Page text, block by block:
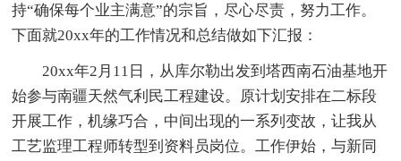
持“确保每个业主满意”的宗旨，尽心尽责，努力工作。
下面就20xx年的工作情况和总结做如下汇报：
20xx年2月11日，从库尔勒出发到塔西南石油基地开
始参与南疆天然气利民工程建设。原计划安排在二标段
开展工作，机缘巧合，中间出现的一系列变故，让我从
工艺监理工程师转型到资料员岗位。工作伊始，与新同